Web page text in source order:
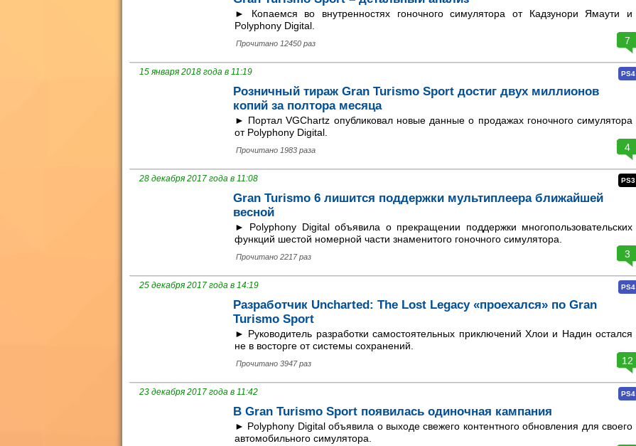
► Копаемся во внутренностях гоночного симулятора от Кадзунори Ямаути и
Polyphony Digital.
Прочитано 12450 раз 7
15 января 2018 года в 11:19 PS4
Розничный тираж Gran Turismo Sport достиг двух миллионов
копий за полтора месяца
► Портал VGChartz опубликовал новые данные о продажах гоночного симулятора
от Polyphony Digital.
Прочитано 1983 раза 4
28 декабря 2017 года в 11:08 PS3
Gran Turismo 6 лишится поддержки мультиплеера ближайшей
весной
► Polyphony Digital объявила о прекращении поддержки многопользовательских
функций шестой номерной части знаменитого гоночного симулятора.
Прочитано 2217 раз 3
25 декабря 2017 года в 14:19 PS4
Разработчик Uncharted: The Lost Legacy «проехался» по Gran
Turismo Sport
► Руководитель разработки самостоятельных приключений Хлои и Надин остался
не в восторге от системы сохранений.
Прочитано 3947 раз 12
23 декабря 2017 года в 11:42 PS4
В Gran Turismo Sport появилась одиночная кампания
► Polyphony Digital объявила о выходе свежего контентного обновления для своего
автомобильного симулятора.